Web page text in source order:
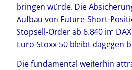
bringen würde. Die
Aufbau von Future-Short-
Stopsell-Order ab 6.840 im
Euro-Stoxx-50 bleibt dagegen
Die fundamental weiterhin